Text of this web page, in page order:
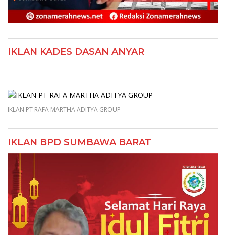
IKLAN KADES DASAN ANYAR
IKLAN PT RAFA MARTHA ADITYA GROUP
IKLAN BPD SUMBAWA BARAT